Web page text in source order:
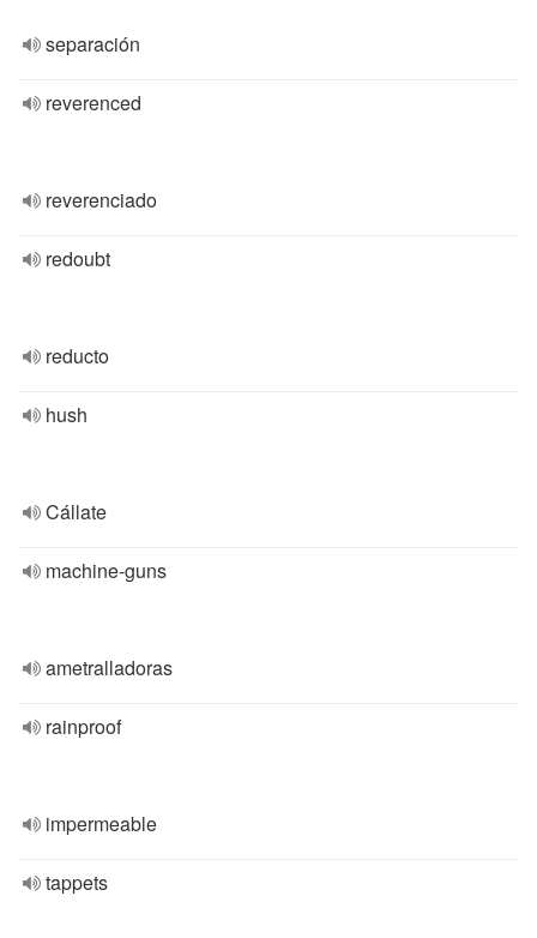
separación
reverenced
reverenciado
redoubt
reducto
hush
Cállate
machine-guns
ametralladoras
rainproof
impermeable
tappets